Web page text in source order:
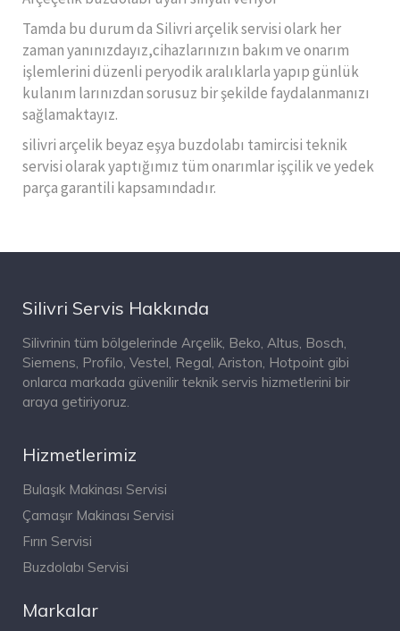
Tamda bu durum da Silivri arçelik servisi olark her
zaman yanınızdayız,cihazlarınızın bakım ve onarım
işlemlerini düzenli peryodik aralıklarla yapıp günlük
kulanım larınızdan sorusuz bir şekilde faydalanmanızı
sağlamaktayız.
silivri arçelik beyaz eşya buzdolabı tamircisi teknik
servisi olarak yaptığımız tüm onarımlar işçilik ve yedek
parça garantili kapsamındadır.
Silivri Servis Hakkında
Silivrinin tüm bölgelerinde Arçelik, Beko, Altus, Bosch,
Siemens, Profilo, Vestel, Regal, Ariston, Hotpoint gibi
onlarca markada güvenilir teknik servis hizmetlerini bir
araya getiriyoruz.
Hizmetlerimiz
Bulaşık Makinası Servisi
Çamaşır Makinası Servisi
Fırın Servisi
Buzdolabı Servisi
Markalar